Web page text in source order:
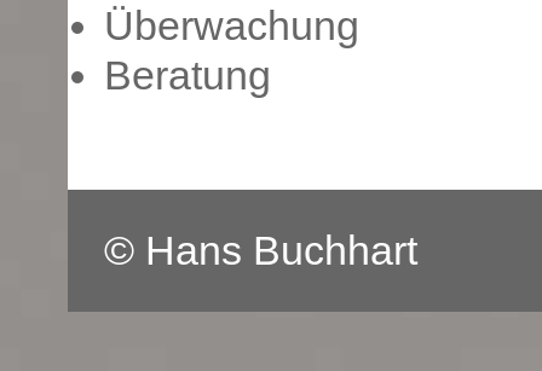
Überwachung
Beratung
© Hans Buchhart